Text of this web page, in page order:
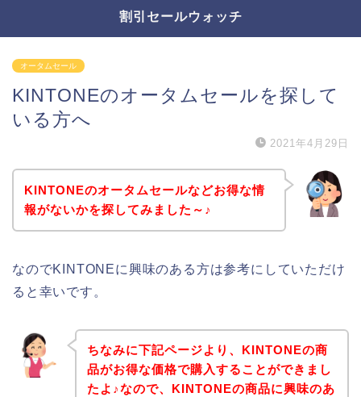
割引セールウォッチ
オータムセール
KINTONEのオータムセールを探して
いる方へ
2021年4月29日
KINTONEのオータムセールなどお得な情
報がないかを探してみました～♪
なのでKINTONEに興味のある方は参考にしていただけ
ると幸いです。
ちなみに下記ページより、KINTONEの商
品がお得な価格で購入することができまし
たよ♪なので、KINTONEの商品に興味のあ